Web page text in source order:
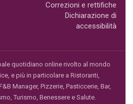
Correzioni e rettifiche
Dichiarazione di
accessibilità
quotidiano online rivolto al mondo
e più in particolare a Ristoranti,
Manager, Pizzerie, Pasticcerie, Bar,
Turismo, Benessere e Salute.